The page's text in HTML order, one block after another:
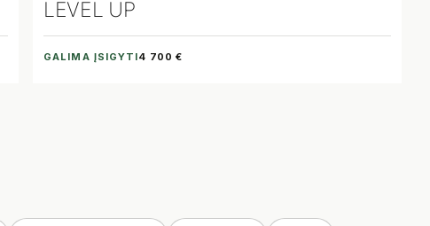
LEVEL UP
GALIMA ĮSIGYTI4 700 €